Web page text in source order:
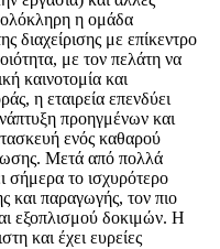
ολόκληρη η ομάδα
διαχείρισης με επίκεντρο
με τον πελάτη να
καινοτομία και
η εταιρεία επενδύει
προηγμένων και
ενός καθαρού
Μετά από πολλά
σήμερα το ισχυρότερο
και παραγωγής, τον πιο
εξοπλισμού δοκιμών. Η
και έχει ευρείες